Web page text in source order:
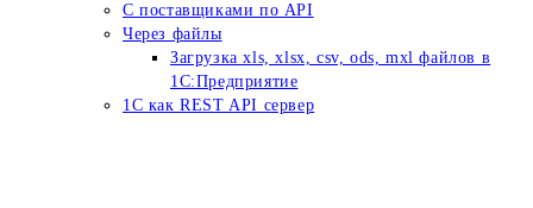
С поставщиками по API
Через файлы
Загрузка xls, xlsx, csv, ods, mxl файлов в
1С:Предприятие
1C как REST API сервер